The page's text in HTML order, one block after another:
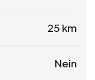
25 km
Nein